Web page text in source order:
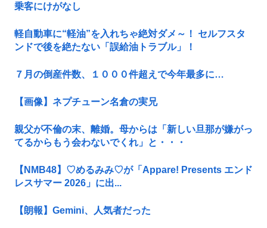
乗客にけがなし
軽自動車に“軽油”を入れちゃ絶対ダメ～！ セルフスタ
ンドで後を絶たない「誤給油トラブル」！
７月の倒産件数、１０００件超えで今年最多に…
【画像】ネプチューン名倉の実兄
親父が不倫の末、離婚。母からは「新しい旦那が嫌がっ
てるからもう会わないでくれ」と・・・
【NMB48】♡めるみみ♡が「Appare! Presents エンド
レスサマー 2026」に出...
【朗報】Gemini、人気者だった